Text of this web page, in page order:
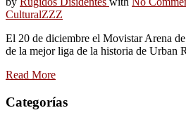
CulturalZZZ
El 20 de diciembre el Movistar Arena
de la mejor liga de la historia de Urban
Read More
Categorías